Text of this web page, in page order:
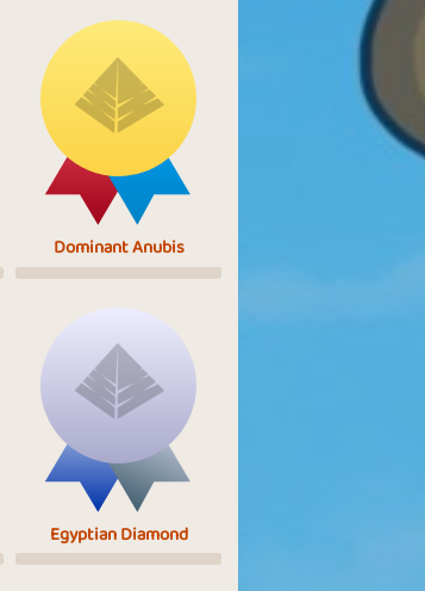
Dominant Anubis
Egyptian Diamond